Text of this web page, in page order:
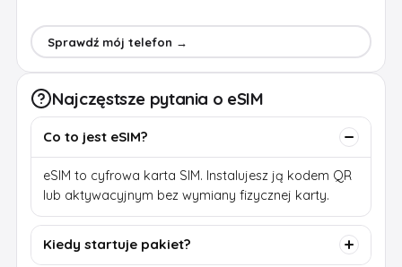
Sprawdź mój telefon →
Najczęstsze pytania o eSIM
Co to jest eSIM?
eSIM to cyfrowa karta SIM. Instalujesz ją kodem QR
lub aktywacyjnym bez wymiany fizycznej karty.
Kiedy startuje pakiet?